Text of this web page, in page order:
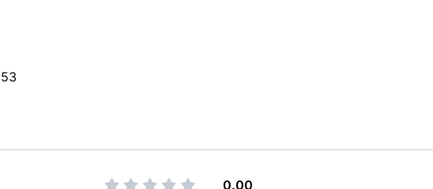
0.00